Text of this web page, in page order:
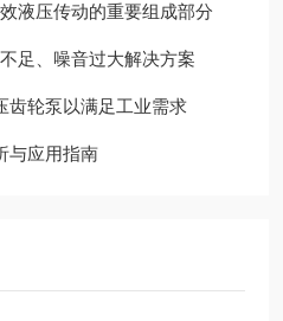
液压传动的重要组成部分
足、噪音过大解决方案
齿轮泵以满足工业需求
与应用指南